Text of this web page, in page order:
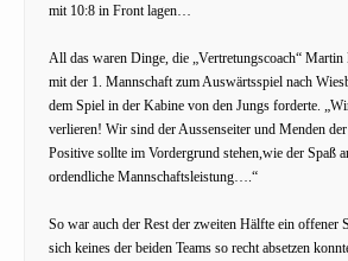
mit 10:8 in Front lagen…
All das waren Dinge, die „Vertretungscoach“
mit der 1. Mannschaft zum Auswärtsspiel nach
dem Spiel in der Kabine von den Jungs forderte.
verlieren! Wir sind der Aussenseiter und Menden
Positive sollte im Vordergrund stehen,wie der Spaß
ordendliche Mannschaftsleistung….“
So war auch der Rest der zweiten Hälfte ein offener
sich keines der beiden Teams so recht absetzen